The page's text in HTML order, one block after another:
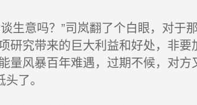
生意吗？”司岚翻了个白眼，对于
研究带来的巨大利益和好处，非要
量风暴百年难遇，过期不候，对方
了。